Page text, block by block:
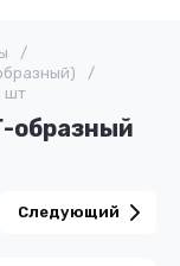
/
/
шт
образный
Следующий